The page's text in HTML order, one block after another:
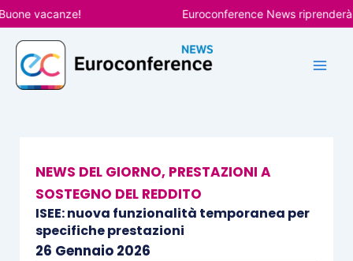
Vai
al
contenuto
vacanze! Euroconference News riprenderà le
NEWS DEL GIORNO, PRESTAZIONI A
SOSTEGNO DEL REDDITO
ISEE: nuova funzionalità temporanea per
specifiche prestazioni
26 Gennaio 2026